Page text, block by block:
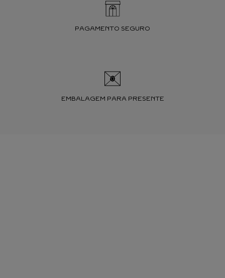
PAGAMENTO SEGURO
EMBALAGEM PARA PRESENTE